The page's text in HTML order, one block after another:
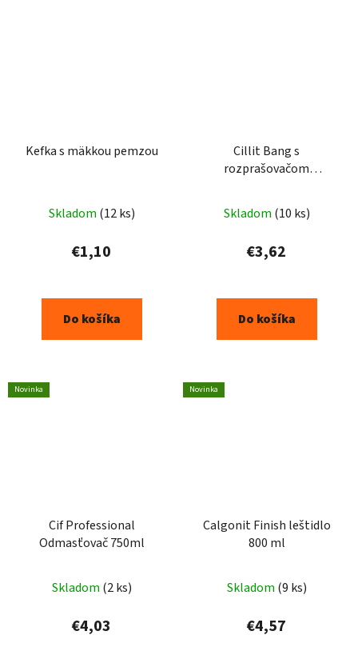
Kefka s mäkkou pemzou
Skladom (12 ks)
€1,10
Do košíka
Cillit Bang s
rozprašovačom
Skladom (10 ks)
€3,62
Do košíka
Novinka
Cif Professional
Odmasťovač 750ml
Skladom (2 ks)
€4,03
Novinka
Calgonit Finish leštidlo
800 ml
Skladom (9 ks)
€4,57